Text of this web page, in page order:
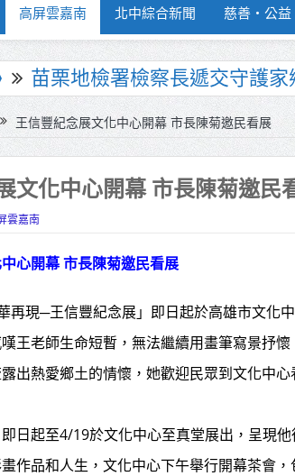
高屏雲嘉南 北中綜合新聞 慈善‧公益
彰化聯合捐贈4輛高規格救護
美濃稻米品質競賽開跑 高雄
蔣萬安指示各單位提前完成
新北行動治理 侯友宜督導基
山海觀光新品牌
中壢三教紫雲宮捐贈救護車
歷史建築原台中州農會田中
高雄航太業超前布局
階培訓
苗栗地檢署檢察長遞交守護
王信豐紀念展文化中心開幕 市長陳菊邀民看展
文化中心開幕 市長陳菊邀民
雲嘉南
心開幕 市長陳菊邀民看展
現─王信豐紀念展」即日起於高雄市文化
王老師生命短暫，無法繼續用畫筆寫景抒
出熱愛鄉土的情懷，她歡迎民眾到文化中
即日起至4/19於文化中心至真堂展出，呈現
作品和人生，文化中心下午舉行開幕茶會